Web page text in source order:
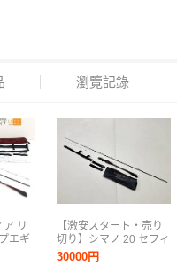
瀏覽記錄
リ
エギ
【激安スタート・売り
切り】シマノ 20 セフィ
ア リミテッド メタルス
ッテ B65M-S
30000円